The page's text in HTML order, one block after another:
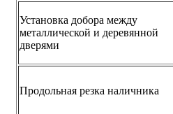
Установка добора между
металлической и деревянной
дверями
Продольная резка наличника